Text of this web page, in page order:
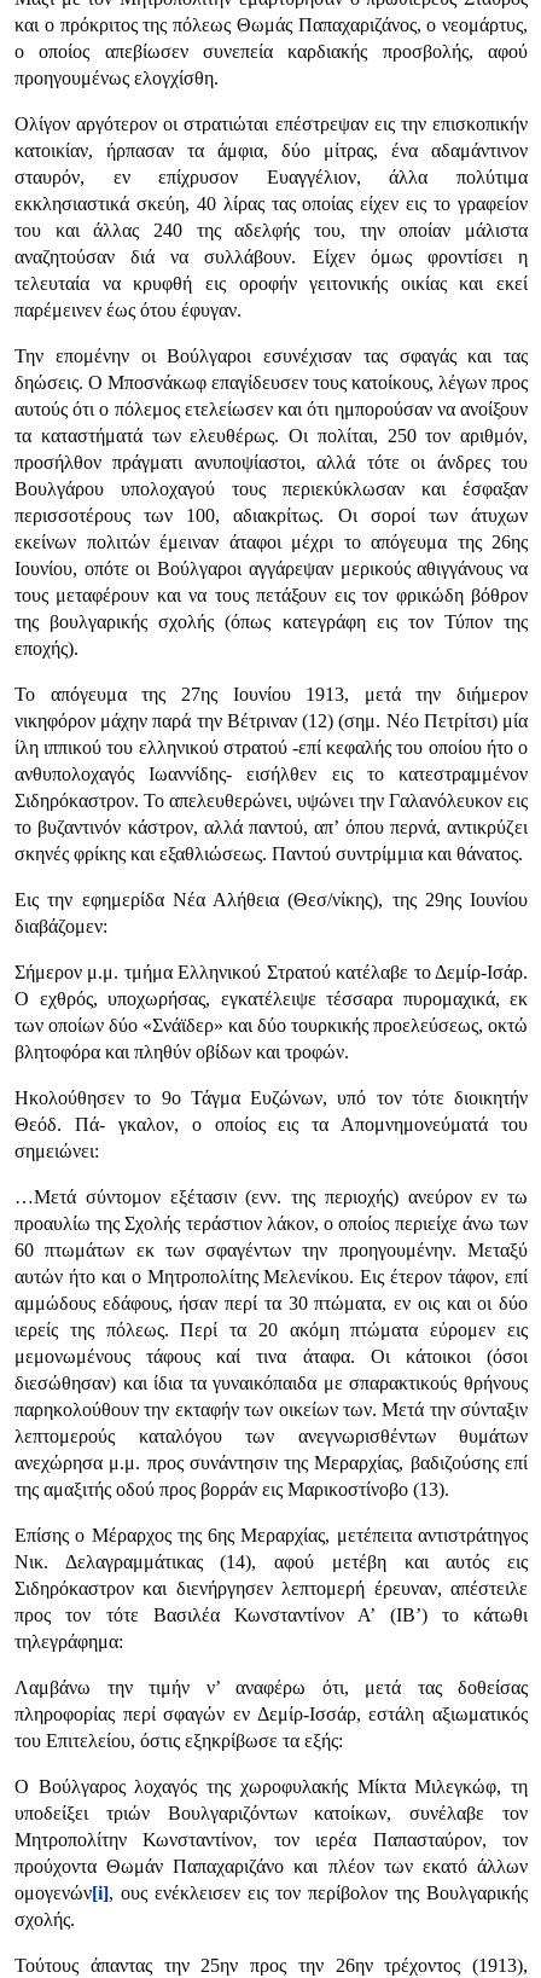
και ο πρόκριτος της πόλεως Θωμάς Παπαχαριζάνος, ο νεομάρτυς,
ο οποίος απεβίωσεν συνεπεία καρδιακής προσβολής, αφού
προηγουμένως ελογχίσθη.
Ολίγον αργότερον οι στρατιώται επέστρεψαν εις την επισκοπικήν
κατοι­κίαν, ήρπασαν τα άμφια, δύο μίτρας, ένα αδαμάντινον
σταυρόν, εν επίχρυσον Ευαγγέλιον, άλλα πολύτιμα
εκκλησιαστικά σκεύη, 40 λίρας τας οποίας είχεν εις το γραφείον
του και άλλας 240 της αδελφής του, την οποίαν μάλι­στα
αναζητούσαν διά να συλλάβουν. Είχεν όμως φροντίσει η
τελευταία να κρυφθή εις οροφήν γειτονικής οικίας και εκεί
παρέμεινεν έως ότου έφυγαν.
Την επομένην οι Βούλγαροι εσυνέχισαν τας σφαγάς και τας
δηώσεις. Ο Μποσνάκωφ επαγίδευσεν τους κατοίκους, λέγων προς
αυτούς ότι ο πόλεμος ετελείωσεν και ότι ημπορούσαν να ανοίξουν
τα καταστήματά των ελευθέρως. Οι πολίται, 250 τον αριθμόν,
προσήλθον πράγματι ανυποψία­στοι, αλλά τότε οι άνδρες του
Βουλγάρου υπολοχαγού τους περιεκύκλωσαν και έσφαξαν
περισσοτέρους των 100, αδιακρίτως. Οι σοροί των άτυ­χων
εκείνων πολιτών έμειναν άταφοι μέχρι το απόγευμα της 26ης
Ιουνίου, οπότε οι Βούλγαροι αγγάρεψαν μερικούς αθιγγάνους να
τους μεταφέρουν και να τους πετάξουν εις τον φρικώδη βόθρον
της βουλγαρικής σχολής (όπως κατεγράφη εις τον Τύπον της
εποχής).
Το απόγευμα της 27ης Ιουνίου 1913, μετά την διήμερον
νικηφόρον μάχην παρά την Βέτριναν (12) (σημ. Νέο Πετρίτσι) μία
ίλη ιππικού του ελληνικού στρα­τού -επί κεφαλής του οποίου ήτο ο
ανθυπολοχαγός Ιωαννίδης- εισήλθεν εις το κατεστραμμένον
Σιδηρόκαστρον. Το απελευθερώνει, υψώνει την Γαλανό­λευκον εις
το βυζαντινόν κάστρον, αλλά παντού, απ’ όπου περνά, αντικρύζει
σκηνές φρίκης και εξαθλιώσεως. Παντού συντρίμμια και θάνατος.
Εις την εφημερίδα Νέα Αλήθεια (Θεσ/νίκης), της 29ης Ιουνίου
διαβάζομεν:
Σήμερον μ.μ. τμήμα Ελληνικού Στρατού κατέλαβε το Δεμίρ-Ισάρ.
Ο εχθρός, υποχωρήσας, εγκατέλειψε τέσσαρα πυρομαχικά, εκ
των οποίων δύο «Σνάϊδερ» και δύο τουρκικής προελεύσεως, οκτώ
βλητοφόρα και πληθύν οβίδων και τροφών.
Ηκολούθησεν το 9ο Τάγμα Ευζώνων, υπό τον τότε διοικητήν
Θεόδ. Πά- γκαλον, ο οποίος εις τα Απομνημονεύματά του
σημειώνει:
…Μετά σύντομον εξέτασιν (ενν. της περιοχής) ανεύρον εν τω
προαυλίω της Σχολής τεράστιον λάκον, ο οποίος περιείχε άνω των
60 πτωμάτων εκ των σφαγέντων την προηγουμένην. Μεταξύ
αυτών ήτο και ο Μητροπολίτης Μελενίκου. Εις έτερον τάφον, επί
αμμώδους εδάφους, ήσαν περί τα 30 πτώματα, εν οις και οι δύο
ιερείς της πόλεως. Περί τα 20 ακόμη πτώματα εύρομεν εις
μεμονωμένους τάφους καί τινα άταφα. Οι κάτοικοι (όσοι
διεσώθησαν) και ίδια τα γυναικόπαιδα με σπαρακτικούς θρήνους
παρηκολούθουν την εκταφήν των οικείων των. Μετά την σύνταξιν
λεπτομερούς καταλόγου των ανεγνωρισθέντων θυμάτων
ανεχώρησα μ.μ. προς συνάντησιν της Μεραρχί­ας, βαδιζούσης επί
της αμαξιτής οδού προς βορράν εις Μαρικοστίνοβο (13).
Επίσης ο Μέραρχος της 6ης Μεραρχίας, μετέπειτα αντιστράτηγος
Νικ. Δελαγραμμάτικας (14), αφού μετέβη και αυτός εις
Σιδηρόκαστρον και διενήργησεν λεπτομερή έρευναν, απέστειλε
προς τον τότε Βασιλέα Κωνσταντί­νον Α’ (IB’) το κάτωθι
τηλεγράφημα:
Λαμβάνω την τιμήν ν’ αναφέρω ότι, μετά τας δοθείσας
πληροφορίας περί σφαγών εν Δεμίρ-Ισσάρ, εστάλη αξιωματικός
του Επιτελείου, όστις εξηκρίβωσε τα εξής:
Ο Βούλγαρος λοχαγός της χωροφυλακής Μίκτα Μιλεγκώφ, τη
υποδείξει τρι­ών Βουλγαριζόντων κατοίκων, συνέλαβε τον
Μητροπολίτην Κωνσταντίνον, τον ιερέα Παπασταύρον, τον
προύχοντα Θωμάν Παπαχαριζάνο και πλέον των εκατό άλλων
ομογενών[i], ους ενέκλεισεν εις τον περίβολον της Βουλγαρικής
σχολής.
Τούτους άπαντας την 25ην προς την 26ην τρέχοντος (1913),